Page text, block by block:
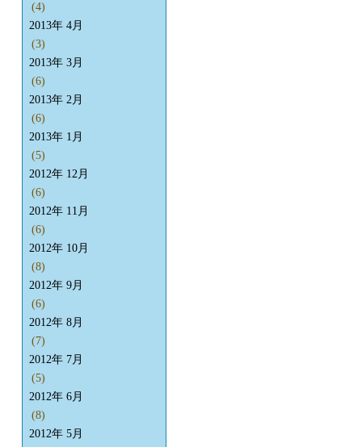
(4)
2013年 4月
(3)
2013年 3月
(6)
2013年 2月
(6)
2013年 1月
(5)
2012年 12月
(6)
2012年 11月
(6)
2012年 10月
(8)
2012年 9月
(6)
2012年 8月
(7)
2012年 7月
(5)
2012年 6月
(8)
2012年 5月